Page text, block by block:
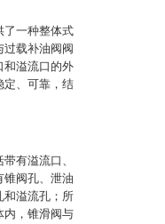
了一种整体式
过载补油阀阀
和溢流口的外
定、可靠，结
有溢流口、
锥阀孔、泄油
和溢流孔；所
内，锥滑阀与